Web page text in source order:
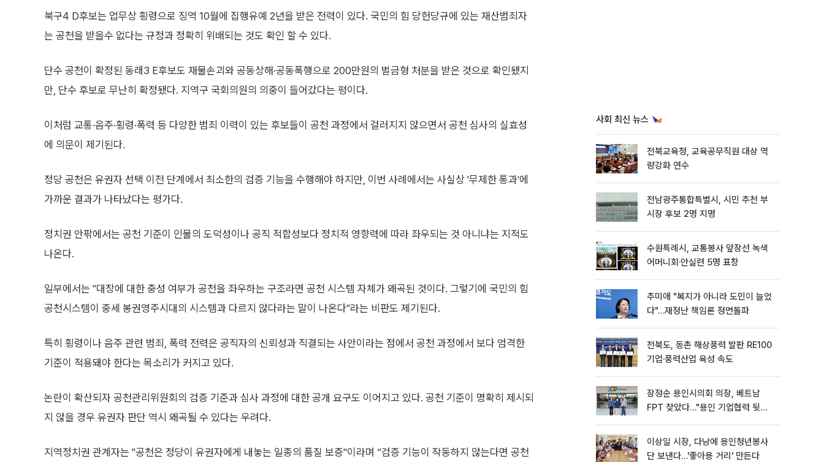
북구4 D후보는 업무상 횡령으로 징역 10월에 집행유예 2년을 받은 전력이 있다. 국민의 힘 당헌당규에 있는 재산범죄자
는 공천을 받을수 없다는 규정과 정확히 위배되는 것도 확인 할 수 있다.
단수 공천이 확정된 동래3 E후보도 재물손괴와 공동상해·공동폭행으로 200만원의 벌금형 처분을 받은 것으로 확인됐지
만, 단수 후보로 무난히 확정됐다. 지역구 국회의원의 의중이 들어갔다는 평이다.
이처럼 교통·음주·횡령·폭력 등 다양한 범죄 이력이 있는 후보들이 공천 과정에서 걸러지지 않으면서 공천 심사의 실효성
에 의문이 제기된다.
정당 공천은 유권자 선택 이전 단계에서 최소한의 검증 기능을 수행해야 하지만, 이번 사례에서는 사실상 '무제한 통과'에
가까운 결과가 나타났다는 평가다.
정치권 안팎에서는 공천 기준이 인물의 도덕성이나 공직 적합성보다 정치적 영향력에 따라 좌우되는 것 아니냐는 지적도
나온다.
일부에서는 "대장에 대한 충성 여부가 공천을 좌우하는 구조라면 공천 시스템 자체가 왜곡된 것이다. 그렇기에 국민의 힘
공천시스템이 중세 봉권영주시대의 시스템과 다르지 않다라는 말이 나온다"라는 비판도 제기된다.
특히 횡령이나 음주 관련 범죄, 폭력 전력은 공직자의 신뢰성과 직결되는 사안이라는 점에서 공천 과정에서 보다 엄격한
기준이 적용돼야 한다는 목소리가 커지고 있다.
논란이 확산되자 공천관리위원회의 검증 기준과 심사 과정에 대한 공개 요구도 이어지고 있다. 공천 기준이 명확히 제시되
지 않을 경우 유권자 판단 역시 왜곡될 수 있다는 우려다.
지역정치권 관계자는 "공천은 정당이 유권자에게 내놓는 일종의 품질 보증"이라며 “검증 기능이 작동하지 않는다면 공천
사회 최신 뉴스
전북교육청, 교육공무직원 대상 역
량강화 연수
전남광주통합특별시, 시민 추천 부
시장 후보 2명 지명
수원특례시, 교통봉사 앞장선 녹색
어머니회·안실련 5명 표창
추미애 "복지가 아니라 도민이 늘었
다"…재정난 책임론 정면돌파
전북도, 동촌 해상풍력 발판 RE100
기업·풍력산업 육성 속도
장정순 용인시의회 의장, 베트남
FPT 찾았다…"용인 기업협력 뒷받
이상일 시장, 다낭에 용인청년봉사
단 보낸다…'좋아용 거리' 만든다